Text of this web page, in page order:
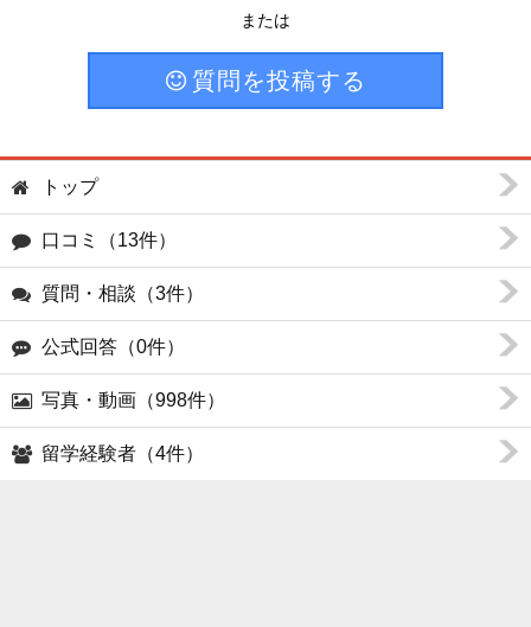
または
質問を投稿する
トップ
口コミ（13件）
質問・相談（3件）
公式回答（0件）
写真・動画（998件）
留学経験者（4件）